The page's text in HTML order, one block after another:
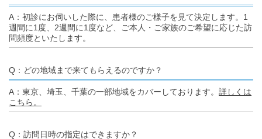
A：初診にお伺いした際に、患者様のご様子を見て決定します。1
週間に1度、2週間に1度など、ご本人・ご家族のご希望に応じた訪
問頻度といたします。
Q：どの地域まで来てもらえるのですか？
A：東京、埼玉、千葉の一部地域をカバーしております。 詳しくは
こちら。
Q：訪問日時の指定はできますか？